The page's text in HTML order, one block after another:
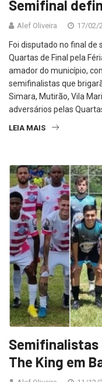
Semifinal
Alef Oliveira 17/02/
Foi disputado no final de
Quartas de Final pela
amador do município,
semifinalistas que
Simara, Mutirão, Vila
adversários pelas
LEIA MAIS
Semifinalistas
The King em